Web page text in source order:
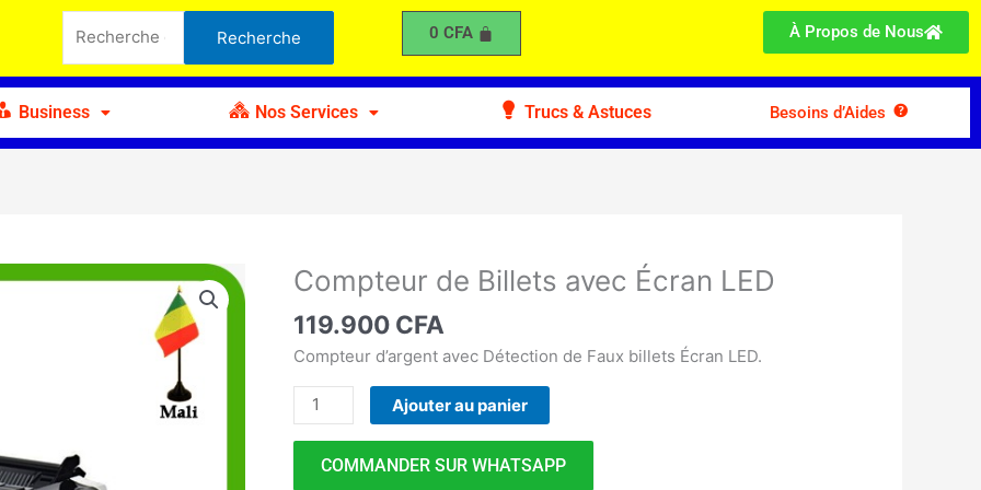
pour :
Recherche 0 CFA À Propos de Nous
Business Nos Services Trucs & Astuces Besoins d’Aides
Compteur de Billets avec Écran LED
119.900 CFA
Compteur d’argent avec Détection de Faux billets Écran LED.
quantité
Compteur
de
avec
LED
Ajouter au panier
COMMANDER SUR WHATSAPP
Écran
LED